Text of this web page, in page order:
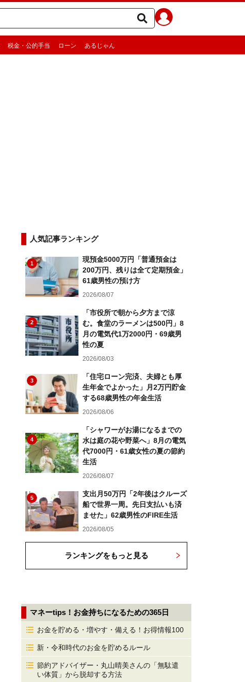
税金・公的手当 ローン あるじゃん
人気記事ランキング
1
現預金5000万円「普通預金は
200万円、残りは全て定期預金」
61歳男性の預け方
2026/08/07
2
「市役所で朝から夕方まで涼
む。食堂のラーメンは500円」8
月の電気代1万2000円・69歳男
性の夏
2026/08/03
3
「住宅ローン完済、夫婦とも厚
生年金でよかった」月2万円貯金
する68歳男性の年金生活
2026/08/06
4
「シャワーがお湯になるまでの
水は庭の花や野菜へ」8月の電気
代7000円・61歳女性の夏の節約
生活
2026/08/07
5
支出月50万円「2年後はクルーズ
船で世界一周。先日支払いも済
ませた」62歳男性のFIRE生活
2026/08/05
ランキングをもっと見る
マネーtips！お金持ちになるための365日
お金を貯める・増やす・備える！お得情報100
新・令和時代のお金を貯めるルール
節約アドバイザー・丸山晴美さんの「無駄遣
い体質」から脱却する方法